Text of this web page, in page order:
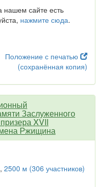
нашем сайте есть
нажмите сюда.
Положение с печатью
(сохранённая копия)
Заслуженного
XVII
Ржищина
, 2500 м (306 участников)